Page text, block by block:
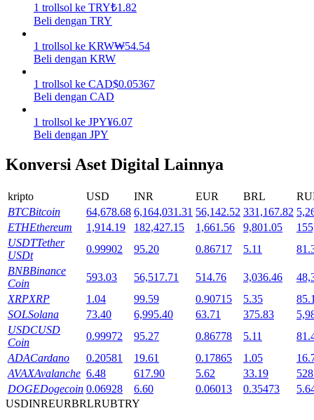
Mempertaruhkan
Launchpool
Staking fleksibel untuk mendapatkan token populer
Penguncian BTR
Investasi eksklusif untuk pemegang BTR
1 trollsol ke TRY₺1.82
Beli dengan TRY
1 trollsol ke KRW₩54.54
Beli dengan KRW
1 trollsol ke CAD$0.05367
Beli dengan CAD
1 trollsol ke JPY¥6.07
Beli dengan JPY
Konversi Aset Digital Lainnya
kripto USD INR EUR BRL
BTCBitcoin 64,678.68 6,164,031.31 56,142.52 331,167.82
ETHEthereum 1,914.19 182,427.15 1,661.56 9,801.05
USDTTether
USDt
0.99902 95.20 0.86717 5.11
BNBBinance
Coin
593.03 56,517.71 514.76 3,036.46
XRPXRP 1.04 99.59 0.90715 5.35
SOLSolana 73.40 6,995.40 63.71 375.83
USDCUSD
Coin
0.99972 95.27 0.86778 5.11
ADACardano 0.20581 19.61 0.17865 1.05
AVAXAvalanche 6.48 617.90 5.62 33.19
DOGEDogecoin 0.06928 6.60 0.06013 0.35473
USDINREURBRLRUBTRY